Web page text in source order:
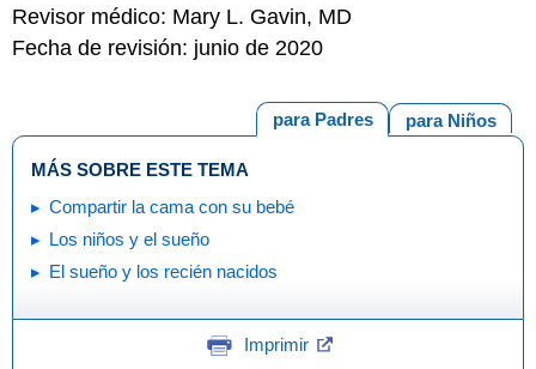
inculcar buenos hábitos de sueño desde el comienzo.
Revisor médico: Mary L. Gavin, MD
Fecha de revisión: junio de 2020
para Niños
para Padres
MÁS SOBRE ESTE TEMA
Compartir la cama con su bebé
Los niños y el sueño
El sueño y los recién nacidos
Imprimir